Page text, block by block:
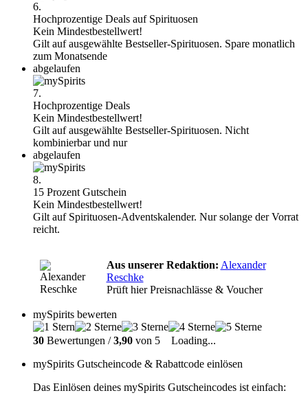
6.
Hochprozentige Deals auf Spirituosen
Kein Mindestbestellwert!
Gilt auf ausgewählte Bestseller-Spirituosen. Spare monatlich
zum Monatsende
abgelaufen
7.
Hochprozentige Deals
Kein Mindestbestellwert!
Gilt auf ausgewählte Bestseller-Spirituosen. Nicht
kombinierbar und nur
abgelaufen
8.
15 Prozent Gutschein
Kein Mindestbestellwert!
Gilt auf Spirituosen-Adventskalender. Nur solange der Vorrat
reicht.
Aus unserer Redaktion: Alexander
Reschke
Prüft hier Preisnachlässe & Voucher
mySpirits bewerten
30 Bewertungen /3,90 von 5
Loading...
mySpirits Gutscheincode & Rabattcode einlösen
Das Einlösen deines mySpirits Gutscheincodes ist einfach: